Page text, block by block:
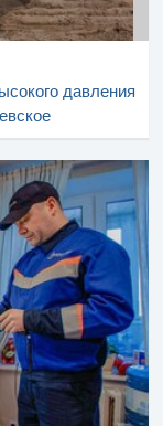
давления